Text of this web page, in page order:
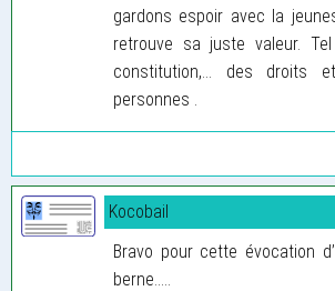
gardons espoir avec la
retrouve sa juste valeur.
constitution,... des droits
personnes .
Kocobail
Bravo pour cette évocation
berne.....